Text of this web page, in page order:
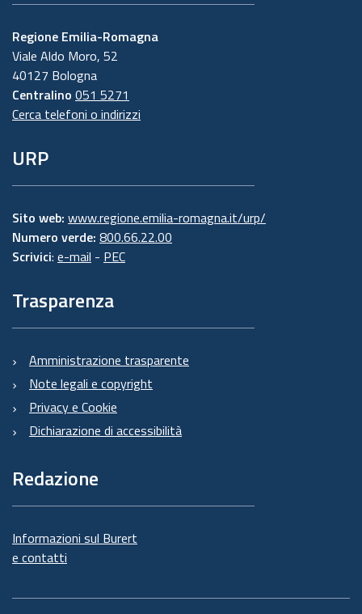
Regione Emilia-Romagna
Viale Aldo Moro, 52
40127 Bologna
Centralino 051 5271
Cerca telefoni o indirizzi
URP
Sito web: www.regione.emilia-romagna.it/urp/
Numero verde: 800.66.22.00
Scrivici: e-mail - PEC
Trasparenza
Amministrazione trasparente
Note legali e copyright
Privacy e Cookie
Dichiarazione di accessibilità
Redazione
Informazioni sul Burert
e contatti